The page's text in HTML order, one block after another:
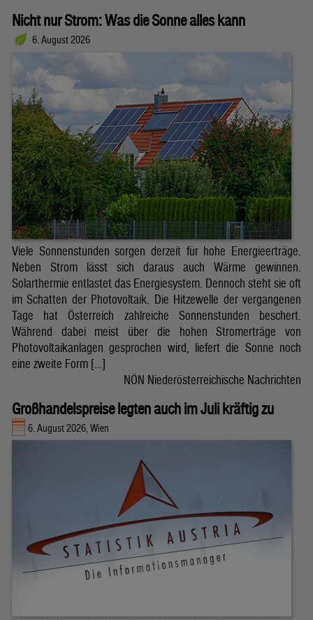
Nicht nur Strom: Was die Sonne alles kann
6. August 2026
Viele Sonnenstunden sorgen derzeit für hohe Energieerträge.
Neben Strom lässt sich daraus auch Wärme gewinnen.
Solarthermie entlastet das Energiesystem. Dennoch steht sie oft
im Schatten der Photovoltaik. Die Hitzewelle der vergangenen
Tage hat Österreich zahlreiche Sonnenstunden beschert.
Während dabei meist über die hohen Stromerträge von
Photovoltaikanlagen gesprochen wird, liefert die Sonne noch
eine zweite Form […]
NÖN Niederösterreichische Nachrichten
Großhandelspreise legten auch im Juli kräftig zu
6. August 2026, Wien